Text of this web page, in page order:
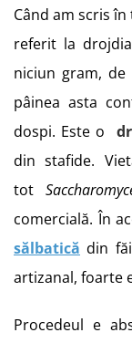
Când am scris
referit la
niciun gram, de
pâinea asta
dospi. Este o
din stafide.
tot
comercială. În
sălbatică din
artizanal, foarte
Procedeul e